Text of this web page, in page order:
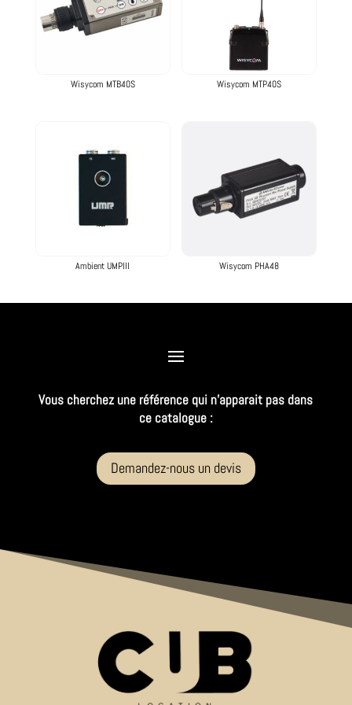
Wisycom MTB40S Wisycom MTP40S
Ambient UMPIII Wisycom PHA48
Vous cherchez une référence qui n’apparait pas dans
ce catalogue :
Demandez-nous un devis